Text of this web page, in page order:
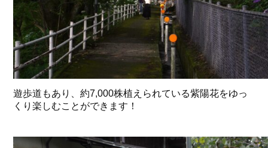
遊歩道もあり、約7,000株植えられている紫陽花をゆっ
くり楽しむことができます！